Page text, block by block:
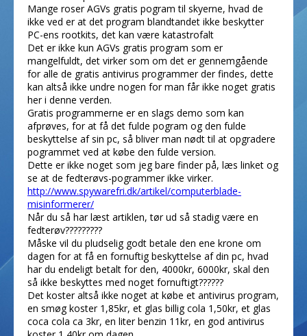
Mange roser AGVs gratis pogram til skyerne, hvad de
ikke ved er at det program blandtandet ikke beskytter
PC-ens rootkits, det kan være katastrofalt
Det er ikke kun AGVs gratis program som er
mangelfuldt, det virker som om det er gennemgående
for alle de gratis antivirus programmer der findes, dette
kan altså ikke undre nogen for man får ikke noget gratis
her i denne verden.
Gratis programmerne er en slags demo som kan
afprøves, for at få det fulde pogram og den fulde
beskyttelse af sin pc, så bliver man nødt til at opgradere
pogrammet ved at købe den fulde version.
Dette er ikke noget som jeg bare finder på, læs linket og
se at de fedterøvs-pogrammer ikke virker.
http://www.spywarefri.dk/artikel/computerblade-
misinformerer/
Når du så har læst artiklen, tør ud så stadig være en
fedterøv?????????
Måske vil du pludselig godt betale den ene krone om
dagen for at få en fornuftig beskyttelse af din pc, hvad
har du endeligt betalt for den, 4000kr, 6000kr, skal den
så ikke beskyttes med noget fornuftigt??????
Det koster altså ikke noget at købe et antivirus program,
en smøg koster 1,85kr, et glas billig cola 1,50kr, et glas
coca cola ca 3kr, en liter benzin 11kr, en god antivirus